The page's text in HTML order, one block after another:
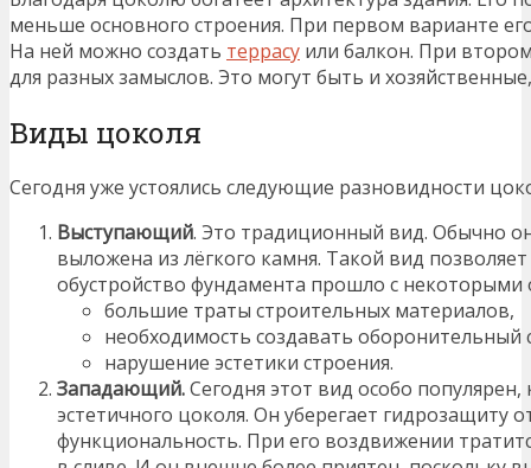
меньше основного строения. При первом варианте
На ней можно создать террасу или балкон. При
для разных замыслов. Это могут быть и
Виды цоколя
Сегодня уже устоялись следующие разновидности
Выступающий. Это традиционный вид. Обычно
выложена из лёгкого камня. Такой вид
обустройство фундамента прошло с
большие траты строительных материалов,
необходимость создавать
нарушение эстетики строения.
Западающий.Сегодня этот вид особо
эстетичного цоколя. Он уберегает гидрозащиту
функциональность. При его воздвижении